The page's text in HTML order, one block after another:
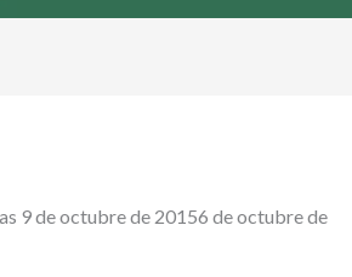
9 de octubre de 20156 de octubre de